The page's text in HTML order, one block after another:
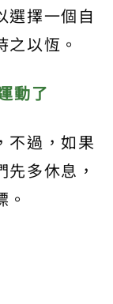
選擇一個自
以恆。
動了
不過，如果
多休息，